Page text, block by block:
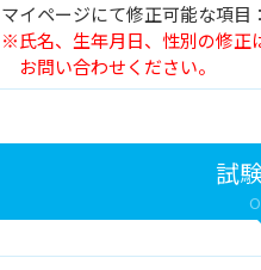
マイページにて修正可能な項
※氏名、生年月日、性別の修正
お問い合わせください。
試